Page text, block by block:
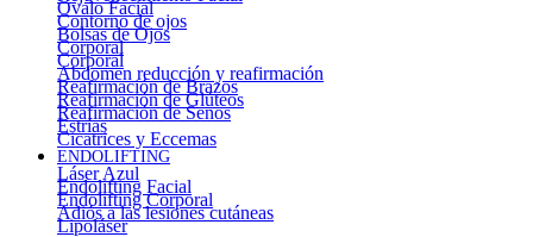
Óvalo Facial
Contorno de ojos
Bolsas de Ojos
Corporal
Corporal
Abdomen reducción y reafirmación
Reafirmación de Brazos
Reafirmación de Glúteos
Reafirmación de Senos
Estrías
Cicatrices y Eccemas
ENDOLIFTING
Láser Azul
Endolifting Facial
Endolifting Corporal
Adiós a las lesiones cutáneas
Lipoláser